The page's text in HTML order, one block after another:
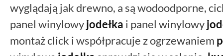
wyglądają jak drewno, a są wodoodporne,
panel winylowyjodełka i panel winylowy
montaż click i współpracuje z ogrzewaniem